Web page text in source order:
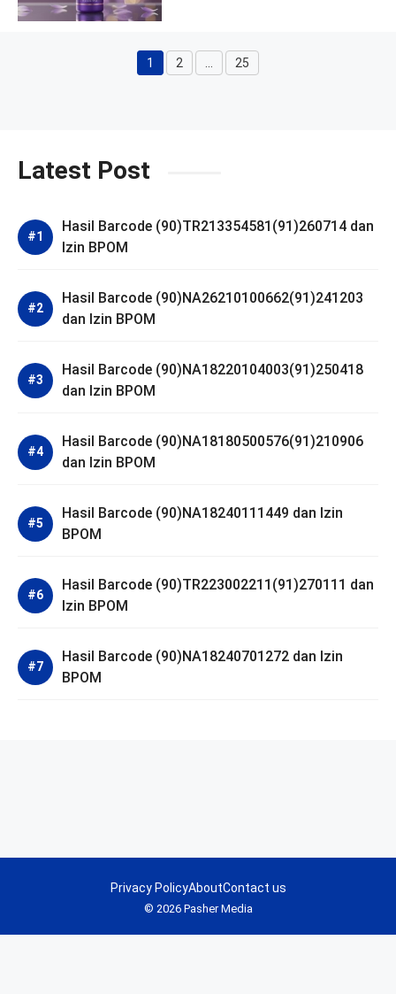
Halaman
1 Halaman
2 Halaman
25
Latest Post
Hasil Barcode (90)TR213354581(91)260714 dan
Izin BPOM
Hasil Barcode (90)NA26210100662(91)241203
dan Izin BPOM
Hasil Barcode (90)NA18220104003(91)250418
dan Izin BPOM
Hasil Barcode (90)NA18180500576(91)210906
dan Izin BPOM
Hasil Barcode (90)NA18240111449 dan Izin
BPOM
Hasil Barcode (90)TR223002211(91)270111 dan
Izin BPOM
Hasil Barcode (90)NA18240701272 dan Izin
BPOM
© 2026 Pasher Media
Privacy PolicyAboutContact us